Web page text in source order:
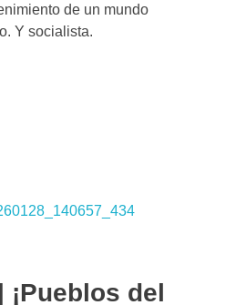
de un mundo
Y socialista.
¡Pueblos del